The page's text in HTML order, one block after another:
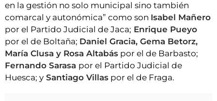
en la gestión no solo municipal sino también
comarcal y autonómica” como son Isabel Mañero
por el Partido Judicial de Jaca; Enrique Pueyo
por el de Boltaña; Daniel Gracia, Gema Betorz,
María Clusa y Rosa Altabás por el de Barbasto;
Fernando Sarasa por el Partido Judicial de
Huesca; y Santiago Villas por el de Fraga.